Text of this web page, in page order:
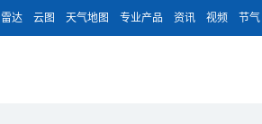
雷达 云图 天气地图 专业产品 资讯 视频 节气